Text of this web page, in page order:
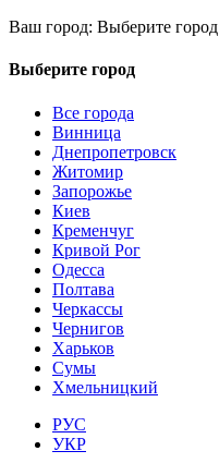
Ваш город: Выберите город
Выберите город
Все города
Винница
Днепропетровск
Житомир
Запорожье
Киев
Кременчуг
Кривой Рог
Одесса
Полтава
Черкассы
Чернигов
Харьков
Сумы
Хмельницкий
РУС
УКР